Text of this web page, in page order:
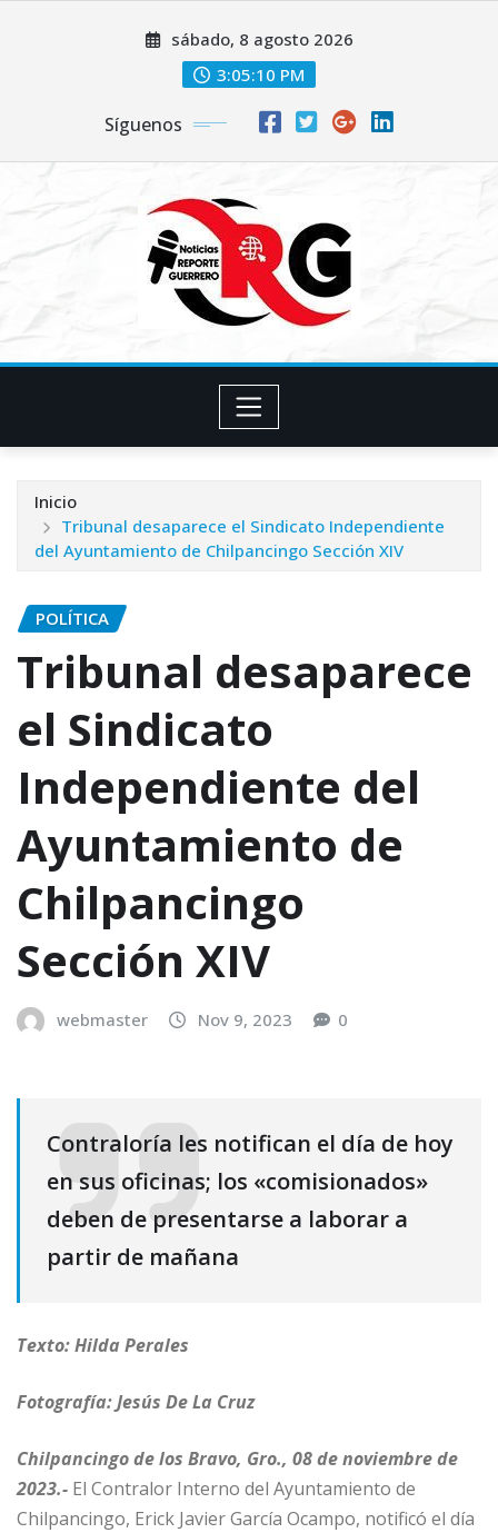
sábado, 8 agosto 2026
3:05:11 PM
Síguenos
Inicio
Tribunal desaparece el Sindicato Independiente
del Ayuntamiento de Chilpancingo Sección XIV
POLÍTICA
Tribunal desaparece
el Sindicato
Independiente del
Ayuntamiento de
Chilpancingo
Sección XIV
webmaster Nov 9, 2023 0
Contraloría les notifican el día de hoy
en sus oficinas; los «comisionados»
deben de presentarse a laborar a
partir de mañana
Texto: Hilda Perales
Fotografía: Jesús De La Cruz
Chilpancingo de los Bravo, Gro., 08 de noviembre de
2023.- El Contralor Interno del Ayuntamiento de
Chilpancingo, Erick Javier García Ocampo, notificó el día